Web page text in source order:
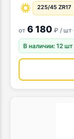
225/45 ZR17
от 6 180 ₽ / шт·
В наличии: 12 шт